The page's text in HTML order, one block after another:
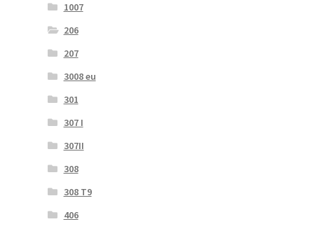
1007
206
207
3008 eu
301
307 I
307II
308
308 T9
406